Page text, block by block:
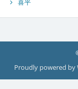
喜平
Proudly powered by